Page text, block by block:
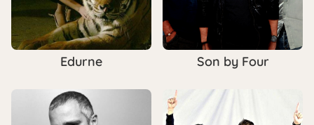
Edurne Son by Four